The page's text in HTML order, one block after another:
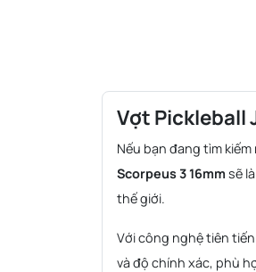
Vợt Pickleball
Nếu bạn đang tìm
Scorpeus 3 16mm sẽ
thế giới.
Với công nghệ tiên
và độ chính xác, phù